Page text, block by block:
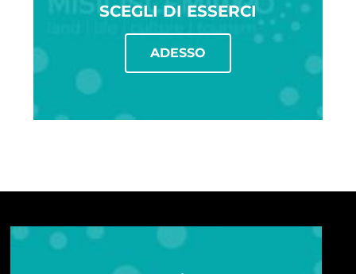
SCEGLI DI ESSERCI
ADESSO